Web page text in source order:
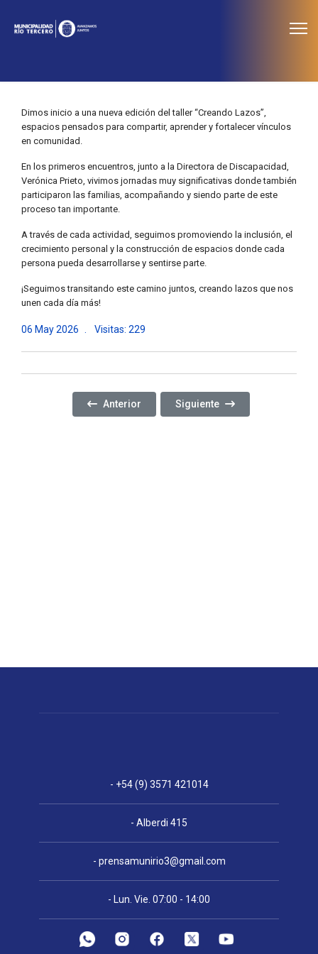
Dimos inicio a una nueva edición del taller “Creando Lazos”,
espacios pensados para compartir, aprender y fortalecer vínculos
en comunidad.
En los primeros encuentros, junto a la Directora de Discapacidad,
Verónica Prieto, vivimos jornadas muy significativas donde también
participaron las familias, acompañando y siendo parte de este
proceso tan importante.
A través de cada actividad, seguimos promoviendo la inclusión, el
crecimiento personal y la construcción de espacios donde cada
persona pueda desarrollarse y sentirse parte.
¡Seguimos transitando este camino juntos, creando lazos que nos
unen cada día más!
06 May 2026 Visitas: 229
Artículo Anterior: ¡COMENZAMOS LA TERCERA
Anterior Artículo Siguiente:
Siguiente
- +54 (9) 3571 421014
- Alberdi 415
- prensamunirio3@gmail.com
- Lun. Vie. 07:00 - 14:00